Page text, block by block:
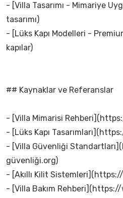
- [Villa Tasarımı - Mimariye
tasarımı)
- [Lüks Kapı Modelleri -
kapılar)
## Kaynaklar ve Referanslar
- [Villa Mimarisi
- [Lüks Kapı
- [Villa Güvenliği
güvenliği.org)
- [Akıllı Kilit
- [Villa Bakım Rehberi](https://